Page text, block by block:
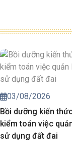
03/08/2026
Bồi dưỡng kiến
kiểm toán việc
sử dụng đất đai